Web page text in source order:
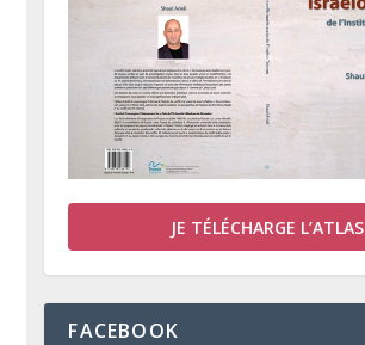
JE TÉLÉCHARGE L’ATLAS
FACEBOOK